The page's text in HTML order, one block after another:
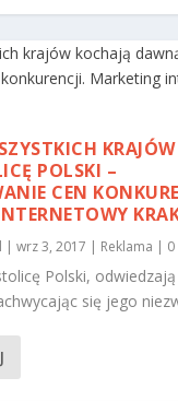
POLSKI –
CEN
|wrz 3, 2017 | Reklama | 0
Polski,
się jego